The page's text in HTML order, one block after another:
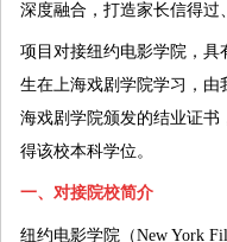
深度融合，打造家长信得过
项目对接纽约电影学院，
生在上海戏剧学院学习，由
海戏剧学院颁发的结业证
得该校本科学位。
一、对接院校简介
纽约电影学院（New York